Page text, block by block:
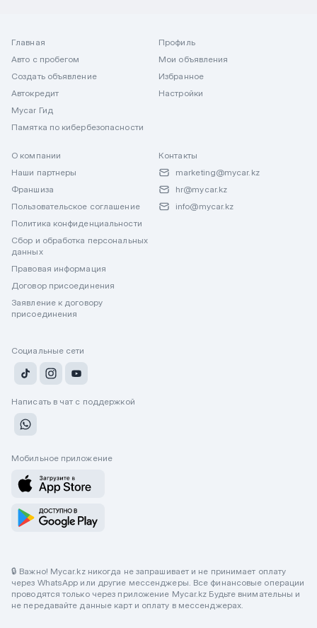
Главная
Авто с пробегом
Создать объявление
Автокредит
Mycar Гид
Памятка по кибербезопасности
Профиль
Мои объявления
Избранное
Настройки
О компании
Наши партнеры
Франшиза
Пользовательское соглашение
Политика конфиденциальности
Сбор и обработка персональных
данных
Правовая информация
Договор присоединения
Заявление к договору
присоединения
Контакты
marketing@mycar.kz
hr@mycar.kz
info@mycar.kz
Социальные сети
Написать в чат с поддержкой
Мобильное приложение
🔒 Важно! Mycar.kz никогда не запрашивает и не принимает оплату
через WhatsApp или другие мессенджеры. Все финансовые операции
проводятся только через приложение Mycar.kz Будьте внимательны и
не передавайте данные карт и оплату в мессенджерах.